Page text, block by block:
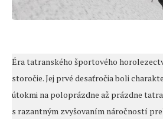
Éra tatranského športového
storočie. Jej prvé desaťročia boli
útokmi na poloprázdne až prázdne
s razantným zvyšovaním náročností